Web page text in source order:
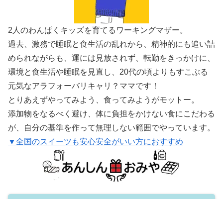
2人のわんぱくキッズを育てるワーキングマザー。
過去、激務で睡眠と食生活の乱れから、精神的にも追い詰
められながらも、運には見放されず、転勤をきっかけに、
環境と食生活や睡眠を見直し、20代の頃よりもすこぶる
元気なアラフォーバリキャリ？ママです！
とりあえずやってみよう、食ってみようがモットー。
添加物をなるべく避け、体に負担をかけない食にこだわる
が、自分の基準を作って無理しない範囲でやっています。
▼全国のスイーツも安心安全がいい方におすすめ